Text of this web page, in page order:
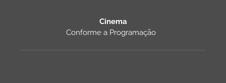
Cinema
Conforme a Programação